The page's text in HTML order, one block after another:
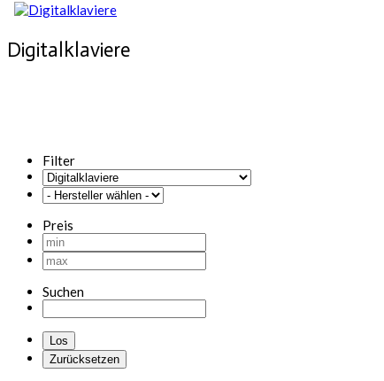
Digitalklaviere
Filter
Preis
Suchen